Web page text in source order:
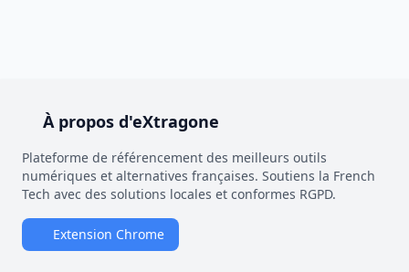
À propos d'eXtragone
Plateforme de référencement des meilleurs outils
numériques et alternatives françaises. Soutiens la French
Tech avec des solutions locales et conformes RGPD.
Extension Chrome